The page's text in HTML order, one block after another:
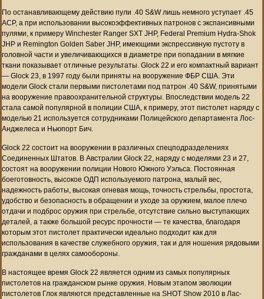
По останавливающему действию пули .40 S&W лишь немного уступает .45
ACP, а при использовании высокоэффективных патронов с экспансивными
пулями, к примеру Winchester Ranger SXT JHP, Federal Premium Hydra-Shok
JHP и Remington Golden Saber JHP, имеющими экспрессивную пустоту в
головной части и увеличивающихся в диаметре при попадании в мягкие
ткани показывает отличные результаты. Glock 22 и его компактный вариант
— Glock 23, в 1997 году были приняты на вооружение ФБР США. Эти
модели Glock стали первыми пистолетами под патрон .40 S&W, принятыми
на вооружение правоохранительной структуры. Впоследствии модель 22
стала самой популярной в полиции США, к примеру, этот пистолет наряду с
моделью 21 используется сотрудниками Полицейского департамента Лос-
Анджелеса и Ньюпорт Бич.
Glock 22 состоит на вооружении в различных спецподразделениях
Соединенных Штатов. В Австралии Glock 22, наряду с моделями 23 и 27,
состоят на вооружении полиции Нового Южного Уэльса. Постоянная
боеготовность, высокое ОДП используемого патрона, малый вес,
надежность работы, высокая огневая мощь, точность стрельбы, простота,
удобство и безопасность в обращении и уходе за оружием, малое плечо
отдачи и подброс оружия при стрельбе, отсутствие сильно выступающих
деталей, а также большой ресурс прочности — те качества, благодаря
которым этот пистолет практически идеально подходит как для
использования в качестве служебного оружия, так и для ношения рядовыми
гражданами в целях самообороны.
В настоящее время Glock 22 является одним из самых популярных
пистолетов на гражданском рынке оружия. Новым этапом эволюции
пистолетов Глок являются представленные на SHOT Show 2010 в Лас-